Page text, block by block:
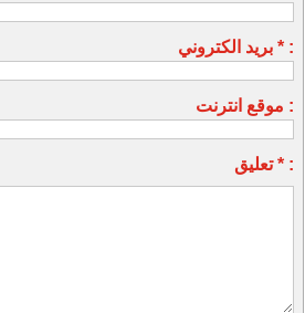
بريد الكتروني * :
موقع انترنت :
تعليق * :